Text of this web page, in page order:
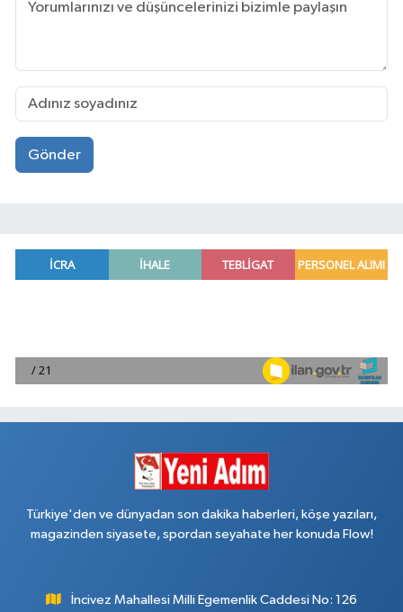
Gönder
Türkiye'den ve dünyadan son dakika haberleri, köşe yazıları,
magazinden siyasete, spordan seyahate her konuda Flow!
İncivez Mahallesi Milli Egemenlik Caddesi No: 126